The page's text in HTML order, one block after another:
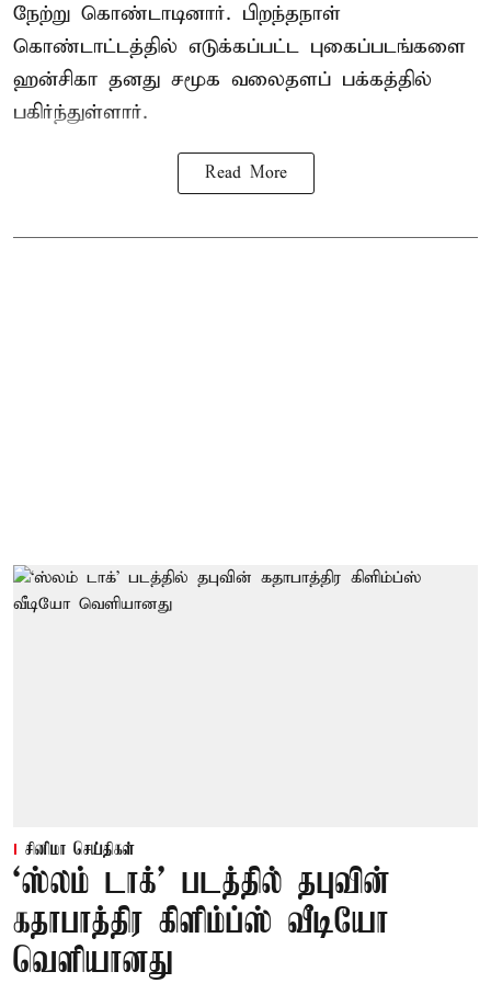
நேற்று கொண்டாடினார். பிறந்தநாள்
கொண்டாட்டத்தில் எடுக்கப்பட்ட புகைப்படங்களை
ஹன்சிகா தனது சமூக வலைதளப் பக்கத்தில்
பகிர்ந்துள்ளார்.
Read More
சினிமா செய்திகள்
‘ஸ்லம் டாக்’ படத்தில் தபுவின்
கதாபாத்திர கிளிம்ப்ஸ் வீடியோ
வெளியானது